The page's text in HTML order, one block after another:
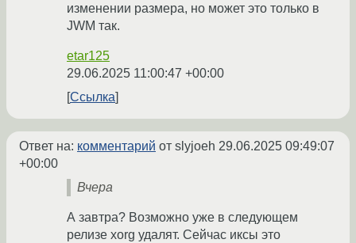
изменении размера, но может это только в
JWM так.
etar125
29.06.2025 11:00:47 +00:00
Ссылка
Ответ на: комментарий от slyjoeh 29.06.2025 09:49:07
+00:00
Вчера
А завтра? Возможно уже в следующем
релизе xorg удалят. Сейчас иксы это